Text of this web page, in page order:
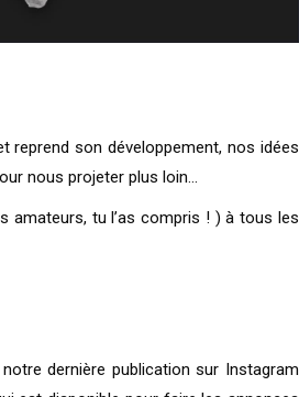
reprend son développement, nos idées
nous projeter plus loin…
amateurs, tu l’as compris ! ) à tous les
notre dernière publication sur Instagram